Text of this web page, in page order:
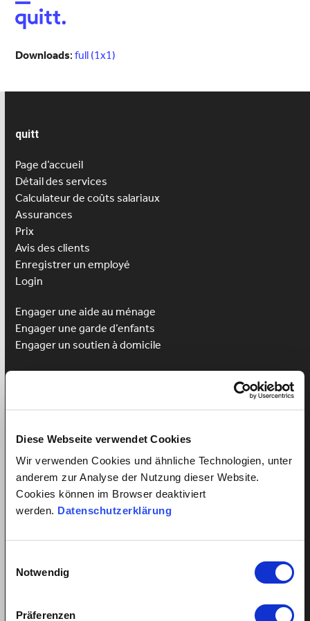
Diese Webseite verwendet Cookies
Wir verwenden Cookies und ähnliche Technologien, unter
anderem zur Analyse der Nutzung dieser Website.
Cookies können im Browser deaktiviert
werden. Datenschutzerklärung
Notwendig
Präferenzen
Open
mobile
menu
Close
mobile
menu
Downloads:full (1x1)
quitt
Page d’accueil
Détail des services
Calculateur de coûts salariaux
Assurances
Prix
Avis des clients
Enregistrer un employé
Login
Engager une aide au ménage
Engager unegarde d’enfants
Engager un soutien à domicile
Avantages pour les employés
Login pour employé
Tout sur les relations de travail
Le paiement du salaire malgré la maladie?